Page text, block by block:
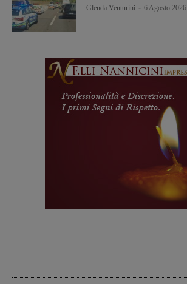
Glenda Venturini 6 Agosto 2026